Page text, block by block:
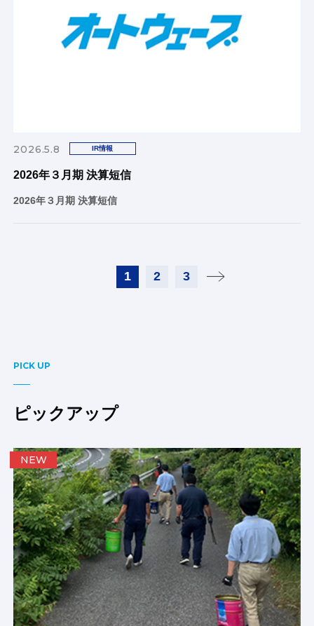
2026.5.8 IR情報
2026年３月期 決算短信
2026年３月期 決算短信
1 2 3
PICK UP
ピックアップ
NEW